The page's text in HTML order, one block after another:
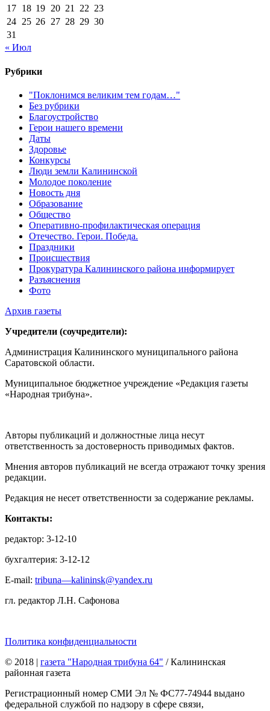
17 18 19 20 21 22 23
24 25 26 27 28 29 30
31
« Июл
Рубрики
"Поклонимся великим тем годам…"
Без рубрики
Благоустройство
Герои нашего времени
Даты
Здоровье
Конкурсы
Люди земли Калининской
Молодое поколение
Новость дня
Образование
Общество
Оперативно-профилактическая операция
Отечество. Герои. Победа.
Праздники
Происшествия
Прокуратура Калининского района информирует
Разъяснения
Фото
Архив газеты
Учредители (соучредители):
Администрация Калининского муниципального района
Саратовской области.
Муниципальное бюджетное учреждение «Редакция газеты
«Народная трибуна».
Авторы публикаций и должностные лица несут
ответственность за достоверность приводимых фактов.
Мнения авторов публикаций не всегда отражают точку зрения
редакции.
Редакция не несет ответственности за содержание рекламы.
Контакты:
редактор: 3-12-10
бухгалтерия: 3-12-12
E-mail: tribuna—kalininsk@yandex.ru
гл. редактор Л.Н. Сафонова
Политика конфиденциальности
© 2018 | газета "Народная трибуна 64" / Калининская
районная газета
Регистрационный номер СМИ Эл № ФС77-74944 выдано
федеральной службой по надзору в сфере связи,